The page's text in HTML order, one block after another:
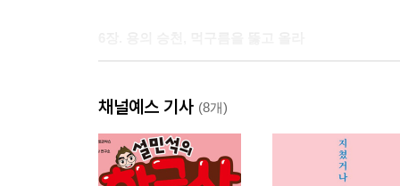
정략결혼, 유비가 동쪽으로 간 까닭은?
동오 탈출, 남편 따라 형주 가네
주유의 꿈, 먼지가 되다
조문 예절, 두 얼굴을 가진 사나이
채널예스 기사 (8개)